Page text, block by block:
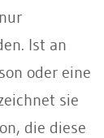
Ist an
oder eine
sie
die diese